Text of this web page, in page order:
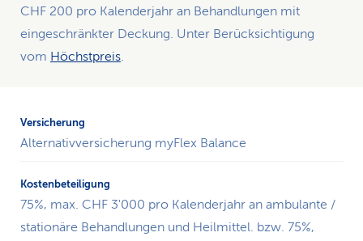
Versicherung
CHF 200 pro Kalenderjahr an Behandlungen mit
eingeschränkter Deckung. Unter Berücksichtigung
vom Höchstpreis.
Alternativversicherung myFlex Balance
75%, max. CHF 3'000 pro Kalenderjahr an ambulante /
stationäre Behandlungen und Heilmittel. bzw. 75%,